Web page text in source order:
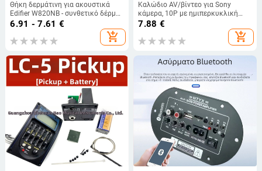
Θήκη δερμάτινη για ακουστικά
Edifier W820NB - συνθετικό δέρμα,
εξατομικευμένο σύμφωνα με τα
6.91 - 7.61 €
add_shopping_cart
Καλώδιο AV/βίντεο για Sony
κάμερα, 10P με ημιπερκυκλική
θύρα, συμβατό με VMC-15FS και
7.88 €
add_shopping_cart